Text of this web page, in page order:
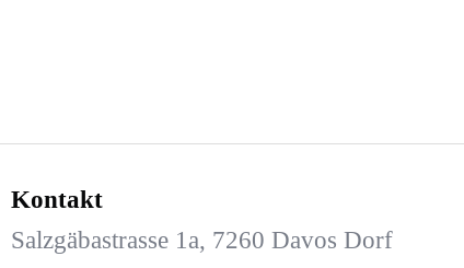
Kontakt
Salzgäbastrasse 1a, 7260 Davos Dorf